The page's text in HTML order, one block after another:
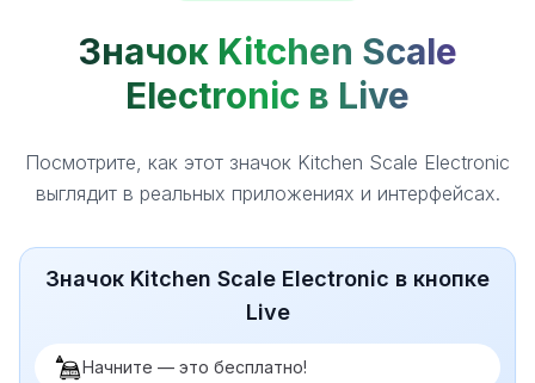
Значок Kitchen Scale
Electronic в Live
Посмотрите, как этот значок Kitchen Scale Electronic
выглядит в реальных приложениях и интерфейсах.
Значок Kitchen Scale Electronic в кнопке
Live
Начните — это бесплатно!